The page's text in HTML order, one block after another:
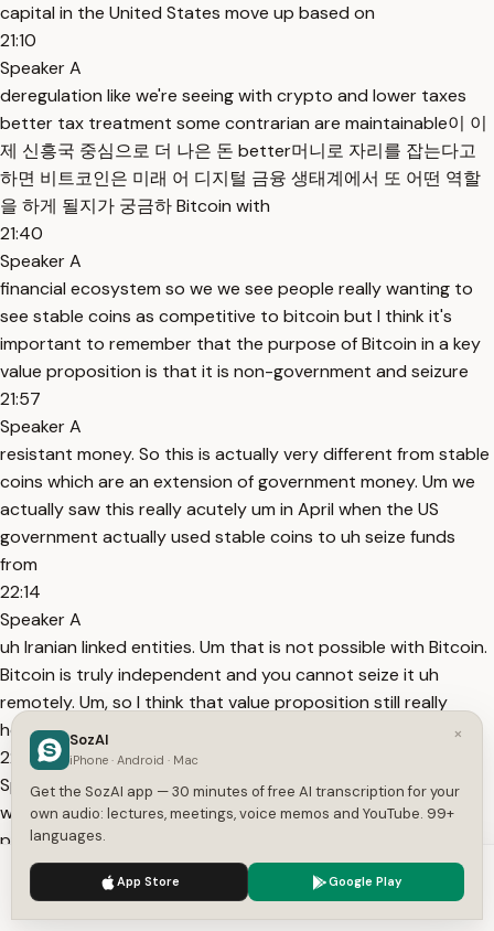
capital in the United States move up based on
21:10
Speaker A
deregulation like we're seeing with crypto and lower taxes
better tax treatment some contrarian are maintainable이 이
제 신흥국 중심으로 더 나은 돈 better머니로 자리를 잡는다고
하면 비트코인은 미래 어 디지털 금융 생태계에서 또 어떤 역할
을 하게 될지가 궁금하 Bitcoin with
21:40
Speaker A
financial ecosystem so we we see people really wanting to
see stable coins as competitive to bitcoin but I think it's
important to remember that the purpose of Bitcoin in a key
value proposition is that it is non-government and seizure
21:57
Speaker A
resistant money. So this is actually very different from stable
coins which are an extension of government money. Um we
actually saw this really acutely um in April when the US
government actually used stable coins to uh seize funds
from
22:14
Speaker A
uh Iranian linked entities. Um that is not possible with Bitcoin.
Bitcoin is truly independent and you cannot seize it uh
remotely. Um, so I think that value proposition still really
holds and is even more unique now even as
22:29
Speaker A
we see stable coins being adopted for day-to-day
payments uh which we think is one of uh the areas where
they excel.
22:35
Speaker A
We use cookies to enhance your experience.
×
SozAI
iPhone · Android · Mac
Get the SozAI app — 30 minutes of free AI transcription for your
own audio: lectures, meetings, voice memos and YouTube. 99+
languages.
App Store Google Play